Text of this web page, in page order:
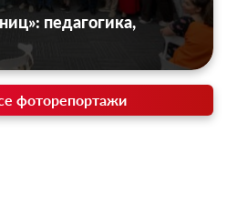
педагогика,
фоторепортажи